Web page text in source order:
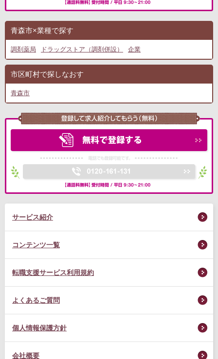
青森市×業種で探す
調剤薬局 ドラッグストア（調剤併設） 企業
市区町村で探しなおす
青森市
サービス紹介
コンテンツ一覧
転職支援サービス利用規約
よくあるご質問
個人情報保護方針
会社概要